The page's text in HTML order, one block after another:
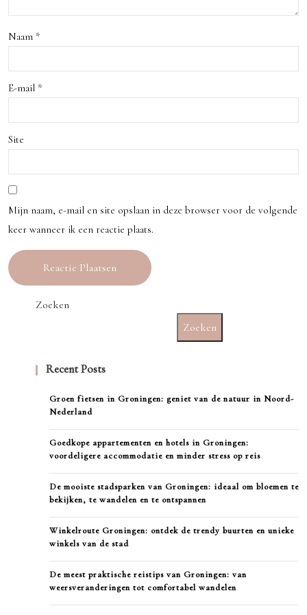
Naam *
E-mail *
Site
Mijn naam, e-mail en site opslaan in deze browser voor de volgende
keer wanneer ik een reactie plaats.
Zoeken
Zoeken
Recent Posts
Groen fietsen in Groningen: geniet van de natuur in Noord-
Nederland
Goedkope appartementen en hotels in Groningen:
voordeligere accommodatie en minder stress op reis
De mooiste stadsparken van Groningen: ideaal om bloemen te
bekijken, te wandelen en te ontspannen
Winkelroute Groningen: ontdek de trendy buurten en unieke
winkels van de stad
De meest praktische reistips van Groningen: van
weersveranderingen tot comfortabel wandelen